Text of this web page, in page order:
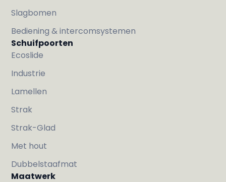
Slagbomen
Bediening & intercomsystemen
Schuifpoorten
Ecoslide
Industrie
Lamellen
Strak
Strak-Glad
Met hout
Dubbelstaafmat
Maatwerk